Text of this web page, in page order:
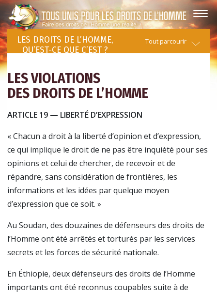
LES DROITS DE L’HOMME,
QU’EST-CE QUE C’EST ?
Tout parcourir
LES VIOLATIONS
DES DROITS DE L’HOMME
ARTICLE 19 — LIBERTÉ D’EXPRESSION
« Chacun a droit à la liberté d’opinion et d’expression,
ce qui implique le droit de ne pas être inquiété pour ses
opinions et celui de chercher, de recevoir et de
répandre, sans considération de frontières, les
informations et les idées par quelque moyen
d’expression que ce soit. »
Au Soudan, des douzaines de défenseurs des droits de
l’Homme ont été arrêtés et torturés par les services
secrets et les forces de sécurité nationale.
En Éthiopie, deux défenseurs des droits de l’Homme
importants ont été reconnus coupables suite à de